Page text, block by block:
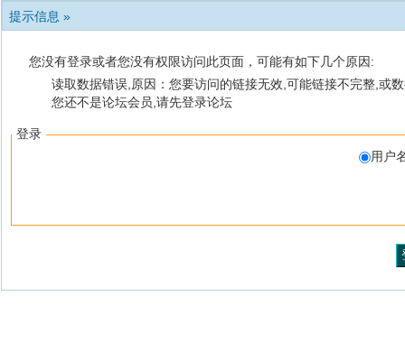
提示信息 »
您没有登录或者您没有权限访问此页面，可能有如下几个原因:
读取数据错误,原因：您要访问的链接无效,可能链接不完整,或
您还不是论坛会员,请先登录论坛
登录
用户